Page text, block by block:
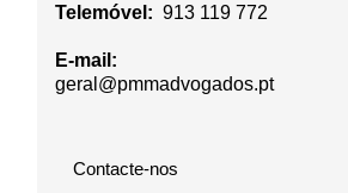
Telemóvel: 913 119 772
E-mail:
geral@pmmadvogados.pt
Contacte-nos